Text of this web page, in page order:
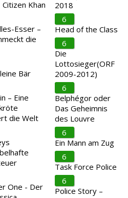
Citizen Khan
Esser –
die
Bär
– Eine
die Welt
One - Der
2018
6
Head of the Class
6
Die
Lottosieger(ORF
2009-2012)
6
Belphégor oder
Das Geheimnis
des Louvre
6
Ein Mann am Zug
6
Task Force Police
6
Police Story –